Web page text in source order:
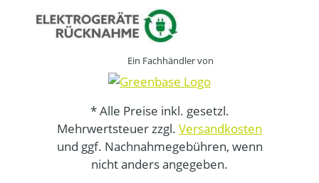
Ein Fachhändler von
* Alle Preise inkl. gesetzl.
Mehrwertsteuer zzgl. Versandkosten
und ggf. Nachnahmegebühren, wenn
nicht anders angegeben.